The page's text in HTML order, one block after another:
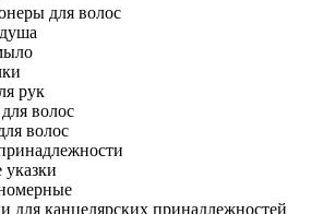
для волос
рук
волос
волос
для канцелярских принадлежностей